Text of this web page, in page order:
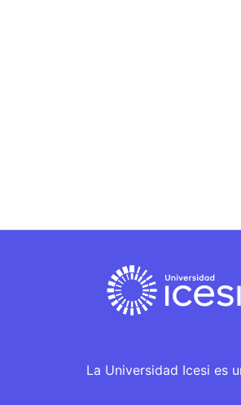
La Universidad Icesi es